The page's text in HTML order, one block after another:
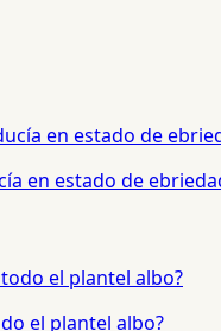
en estado de
el plantel albo?